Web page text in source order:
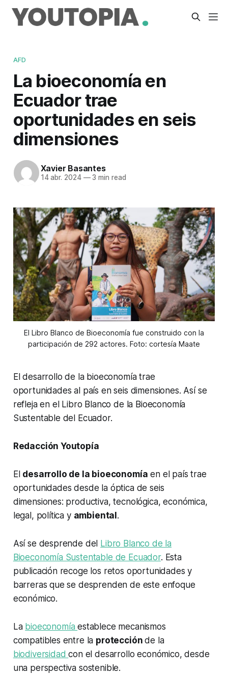
AFD
La bioeconomía en
Ecuador trae
oportunidades en seis
dimensiones
Xavier Basantes
14 abr. 2024 —3 min read
El Libro Blanco de Bioeconomía fue construido con la
participación de 292 actores. Foto: cortesía Maate
El desarrollo de la bioeconomía trae
oportunidades al país en seis dimensiones. Así se
refleja en el Libro Blanco de la Bioeconomía
Sustentable del Ecuador.
Redacción Youtopía
El desarrollo de la bioeconomía en el país trae
oportunidades desde la óptica de seis
dimensiones: productiva, tecnológica, económica,
legal, política y ambiental .
Así se desprende del Libro Blanco de la
Bioeconomía Sustentable de Ecuador. Esta
publicación recoge los retos oportunidades y
barreras que se desprenden de este enfoque
económico.
La bioeconomíaestablece mecanismos
compatibles entre la protecciónde la
biodiversidadcon el desarrollo económico, desde
una perspectiva sostenible.